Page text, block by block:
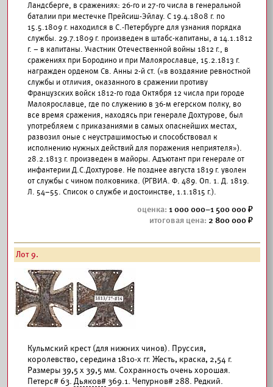
Ландсберге, в сражениях: 26-го и 27-го числа в генеральной
баталии при местечке Прейсиш-Эйлау. С 19.4.1808 г. по
15.5.1809 г. находился в С.-Петербурге для узнания порядка
службы. 29.7.1809 г. произведен в штабс-капитаны, а 14.1.1812
г. – в капитаны. Участник Отечественной войны 1812 г., в
сражениях при Бородино и при Малоярославце, 15.2.1813 г.
награжден орденом Св. Анны 2-й ст. («в воздаяние ревностной
службы и отличия, оказанного в сражении противу
Французских войск 1812-го года Октября 12 числа при городе
Малоярославце, где по служению в 36-м егерском полку, во
все время сражения, находясь при генерале Дохтурове, был
употребляем с приказаниями в самых опаснейших местах,
развозил оные с неустрашимостью и способствовал к
исполнению нужных действий для поражения неприятеля»).
28.2.1813 г. произведен в майоры. Адъютант при генерале от
инфантерии Д.С.Дохтурове. Не позднее августа 1819 г. уволен
от службы с чином полковника. (РГВИА. Ф. 489. Оп. 1. Д. 1819.
Л. 54–55. Список о службе и достоинстве, 1.1.1815 г.).
1 000 000–1 500 000
2 800 000
Лот 9.
Кульмский крест (для нижних чинов). Пруссия,
королевство, середина 1810-х гг. Жесть, краска, 2,54 г.
Размеры 39,5 х 39,5 мм. Сохранность очень хорошая.
Петерс# 63. Дьяков#369.1. Чепурнов# 288. Редкий.